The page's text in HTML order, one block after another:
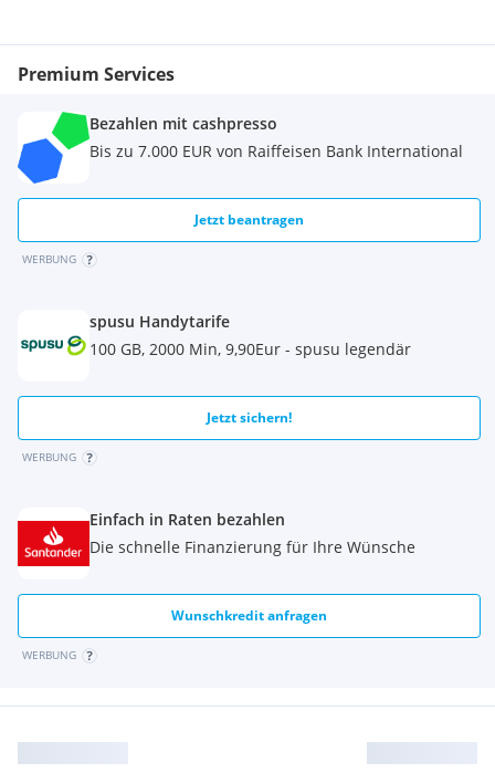
Premium Services
Bezahlen mit cashpresso
Bis zu 7.000 EUR von Raiffeisen Bank International
Jetzt beantragen
WERBUNG
spusu Handytarife
100 GB, 2000 Min, 9,90Eur - spusu legendär
Jetzt sichern!
WERBUNG
Einfach in Raten bezahlen
Die schnelle Finanzierung für Ihre Wünsche
Wunschkredit anfragen
WERBUNG